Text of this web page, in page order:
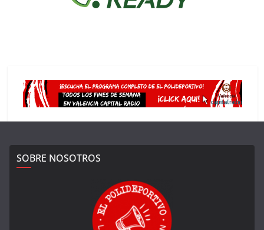
SOBRE NOSOTROS